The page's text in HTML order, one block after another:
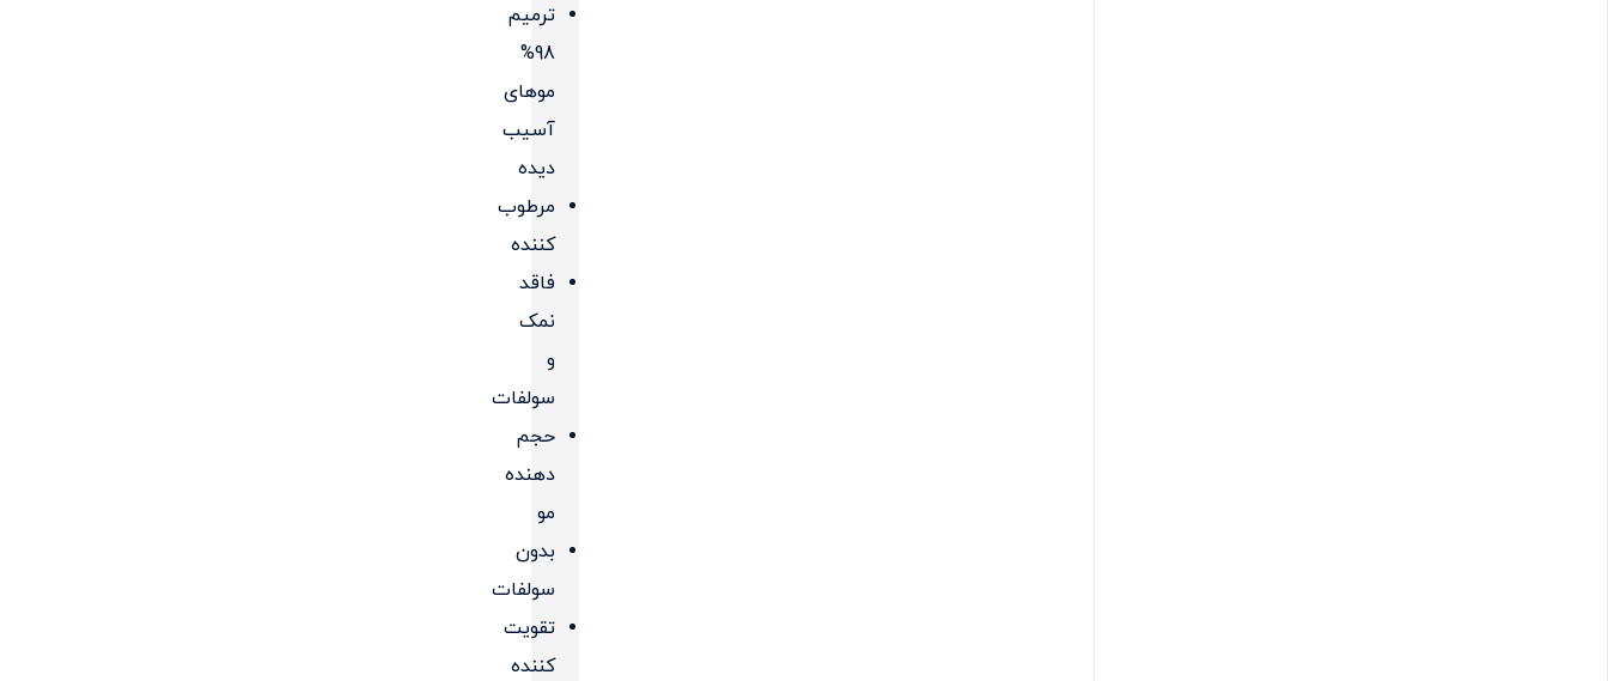
ترمیم
98%
موهای
آسیب
دیده
مرطوب
کننده
فاقد
نمک
و
سولفات
حجم
دهنده
مو
بدون
سولفات
تقویت
کننده